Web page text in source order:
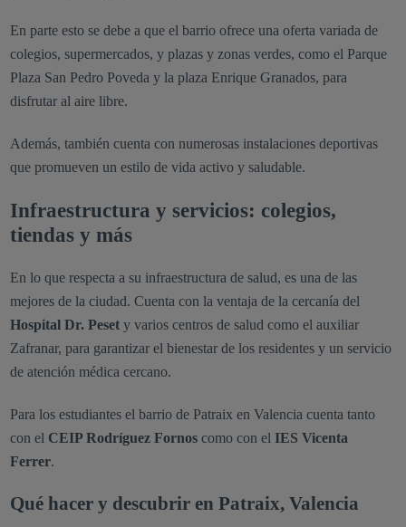
En parte esto se debe a que el barrio ofrece una oferta variada de
colegios, supermercados, y plazas y zonas verdes, como el Parque
Plaza San Pedro Poveda y la plaza Enrique Granados, para
disfrutar al aire libre.
Además, también cuenta con numerosas instalaciones deportivas
que promueven un estilo de vida activo y saludable.
Infraestructura y servicios: colegios,
tiendas y más
En lo que respecta a su infraestructura de salud, es una de las
mejores de la ciudad. Cuenta con la ventaja de la cercanía del
Hospital Dr. Pesety varios centros de salud como el auxiliar
Zafranar, para garantizar el bienestar de los residentes y un servicio
de atención médica cercano.
Para los estudiantes el barrio de Patraix en Valencia cuenta tanto
con el CEIP Rodríguez Fornoscomo con el IES Vicenta
Ferrer.
Qué hacer y descubrir en Patraix, Valencia